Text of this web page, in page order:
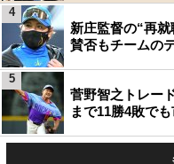
新庄監督の“再
賛否もチームの
4
菅野智之トレー
まで11勝4敗で
5